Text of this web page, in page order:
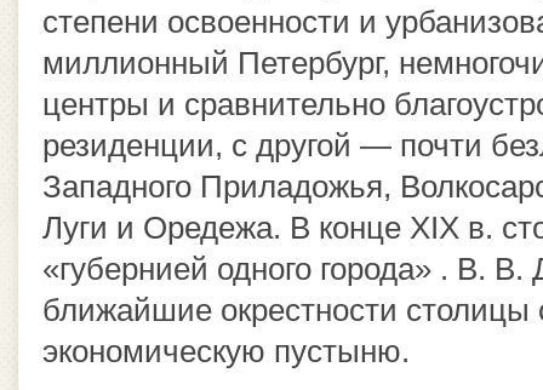
степени освоенности и
миллионный Петербург,
центры и сравнительно
резиденции, с другой — почти
Западного Приладожья,
Луги и Оредежа. В конце XIX в.
«губернией одного города» . В. В.
ближайшие окрестности столицы
экономическую пустыню.